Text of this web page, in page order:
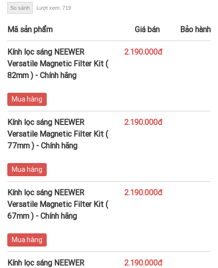
So sánh Lượt xem: 719
Mã sản phẩm Giá bán Bảo hành
Kính lọc sáng NEEWER
Versatile Magnetic Filter Kit (
82mm ) - Chính hãng
2.190.000đ
Mua hàng
Kính lọc sáng NEEWER
Versatile Magnetic Filter Kit (
77mm ) - Chính hãng
2.190.000đ
Mua hàng
Kính lọc sáng NEEWER
Versatile Magnetic Filter Kit (
67mm ) - Chính hãng
2.190.000đ
Mua hàng
Kính lọc sáng NEEWER
2.190.000đ